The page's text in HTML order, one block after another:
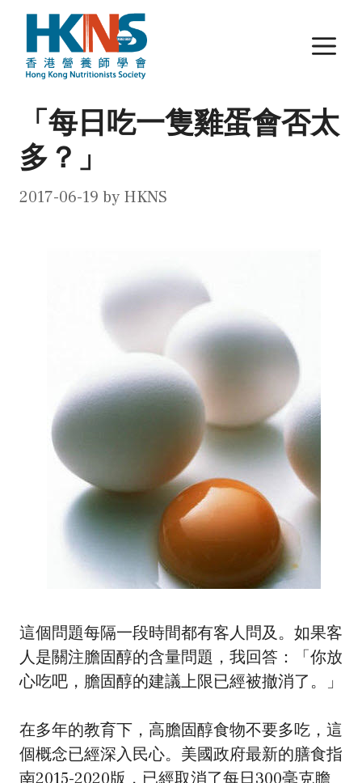
Skip
content
「每日吃一隻雞蛋會否太
多？」
2017-06-19 by HKNS
這個問題每隔一段時間都有客人問及。如果客
人是關注膽固醇的含量問題，我回答：「你放
心吃吧，膽固醇的建議上限已經被撤消了。」
在多年的教育下，高膽固醇食物不要多吃，這
個概念已經深入民心。美國政府最新的膳食指